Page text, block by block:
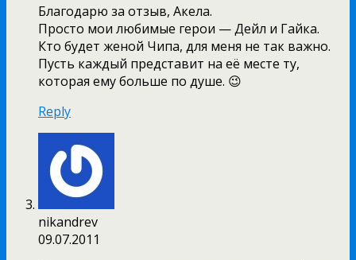
Благодарю за отзыв, Акела.
Просто мои любимые герои — Дейл и Гайка.
Кто будет женой Чипа, для меня не так важно.
Пусть каждый представит на её месте ту,
которая ему больше по душе. 😉
Reply
nikandrev
09.07.2011